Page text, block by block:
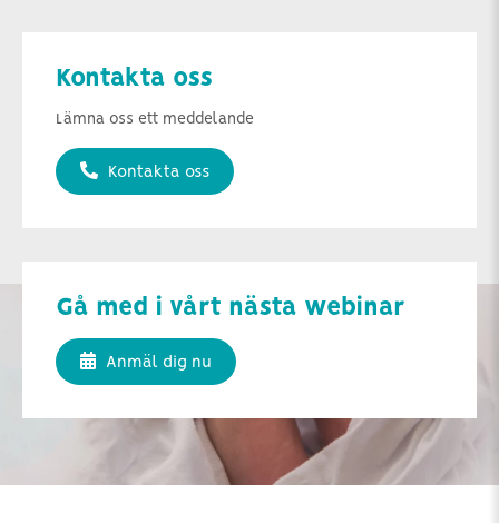
Kontakta oss
Lämna oss ett meddelande
Kontakta oss
Gå med i vårt nästa webinar
Anmäl dig nu